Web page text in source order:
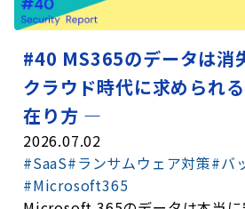
#40 MS365のデータは消
クラウド時代に求められ
在り方 ―
2026.07.02
#SaaS#ランサムウェア対策#バ
#Microsoft365